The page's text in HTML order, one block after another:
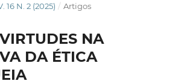
16 N. 2 (2025) / Artigos
NA
DA ÉTICA